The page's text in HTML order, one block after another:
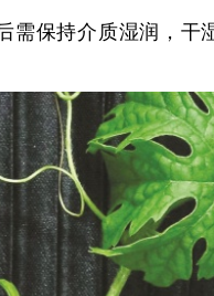
需保持介质湿润，干